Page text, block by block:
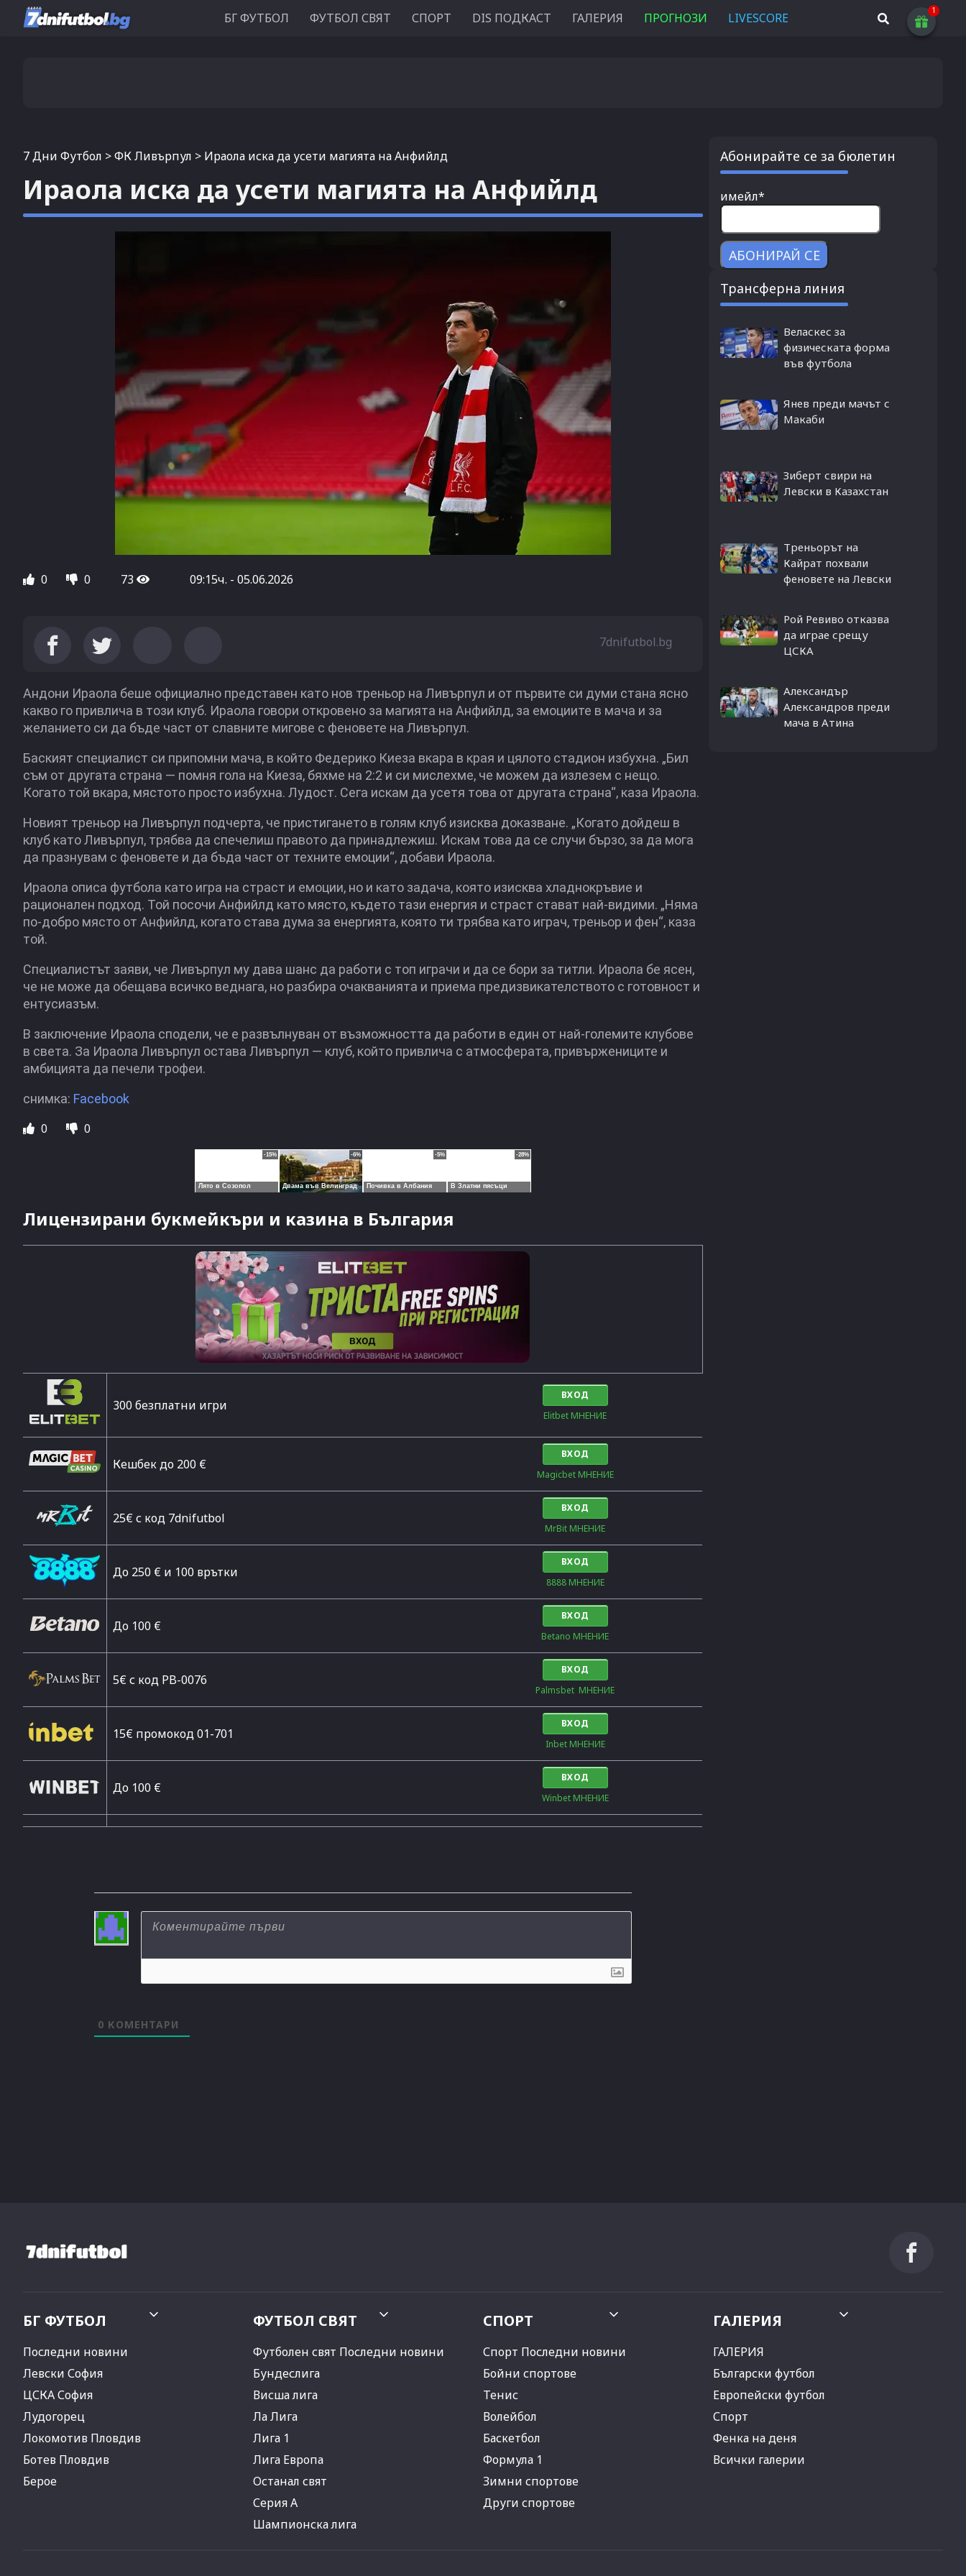
БГ ФУТБОЛ ФУТБОЛ СВЯТ СПОРТ DIS ПОДКАСТ ГАЛЕРИЯ ПРОГНОЗИ LIVESCORE
7 Дни Футбол >ФК Ливърпул > Ираола иска да усети магията на Анфийлд
Ираола иска да усети магията на Анфийлд
0 0 73 09:15ч. - 05.06.2026
7dnifutbol.bg
Андони Ираола беше официално представен като нов треньор на Ливърпул и от първите си думи стана ясно
какво го привлича в този клуб. Ираола говори откровено за магията на Анфийлд, за емоциите в мача и за
желанието си да бъде част от славните мигове с феновете на Ливърпул.
Баският специалист си припомни мача, в който Федерико Киеза вкара в края и цялото стадион избухна. „Бил
съм от другата страна — помня гола на Киеза, бяхме на 2:2 и си мислехме, че можем да излезем с нещо.
Когато той вкара, мястото просто избухна. Лудост. Сега искам да усетя това от другата страна“, каза Ираола.
Новият треньор на Ливърпул подчерта, че пристигането в голям клуб изисква доказване. „Когато дойдеш в
клуб като Ливърпул, трябва да спечелиш правото да принадлежиш. Искам това да се случи бързо, за да мога
да празнувам с феновете и да бъда част от техните емоции“, добави Ираола.
Ираола описа футбола като игра на страст и емоции, но и като задача, която изисква хладнокръвие и
рационален подход. Той посочи Анфийлд като място, където тази енергия и страст стават най-видими. „Няма
по-добро място от Анфийлд, когато става дума за енергията, която ти трябва като играч, треньор и фен“, каза
той.
Специалистът заяви, че Ливърпул му дава шанс да работи с топ играчи и да се бори за титли. Ираола бе ясен,
че не може да обещава всичко веднага, но разбира очакванията и приема предизвикателството с готовност и
ентусиазъм.
В заключение Ираола сподели, че е развълнуван от възможността да работи в един от най-големите клубове
в света. За Ираола Ливърпул остава Ливърпул — клуб, който привлича с атмосферата, привържениците и
амбицията да печели трофеи.
снимка: Facebook
0 0
Лицензирани букмейкъри и казина в България
300 безплатни игри
ВХОД
Elitbet МНЕНИЕ
Кешбек до 200 €
ВХОД
Magicbet МНЕНИЕ
25€ с код 7dnifutbol
ВХОД
MrBit МНЕНИЕ
До 250 € и 100 врътки
ВХОД
8888 МНЕНИЕ
Дo 100 €
ВХОД
Betano МНЕНИЕ
5€ с код PB-0076
ВХОД
Palmsbet  МНЕНИЕ
15€ промокод 01-701
ВХОД
Inbet МНЕНИЕ
До 100 €
ВХОД
Winbet МНЕНИЕ
0 КОМЕНТАРИ
Абонирайте се за бюлетин
имейл*
Трансферна линия
Веласкес за
физическата форма
във футбола
Янев преди мачът с
Макаби
Зиберт свири на
Левски в Казахстан
Треньорът на
Кайрат похвали
феновете на Левски
Рой Ревиво отказва
да играе срещу
ЦСКА
Александър
Александров преди
мача в Атина
БГ ФУТБОЛ
Последни новини
Левски София
ЦСКА София
Лудогорец
Локомотив Пловдив
Ботев Пловдив
Берое
ФУТБОЛ СВЯТ
Футболен свят Последни новини
Бундеслига
Висша лига
Ла Лига
Лига 1
Лига Европа
Останал свят
Серия А
Шампионска лига
СПОРТ
Спорт Последни новини
Бойни спортове
Тенис
Волейбол
Баскетбол
Формула 1
Зимни спортове
Други спортове
ГАЛЕРИЯ
ГАЛЕРИЯ
Български футбол
Европейски футбол
Спорт
Фенка на деня
Всички галерии